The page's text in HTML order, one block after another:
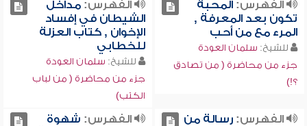
الفهرس:المحبة
تكون بعد المعرفة ,
المرء مع من أحب
للشيخ: سلمان العودة
جزء من محاضرة ( من تصادق
؟!)
الفهرس:مداخل
الشيطان في إفساد
الإخوان , كتاب العزلة
للخطابي
للشيخ: سلمان العودة
جزء من محاضرة ( من لباب
الكتب)
الفهرس:رسالة من
الفهرس: شهوة